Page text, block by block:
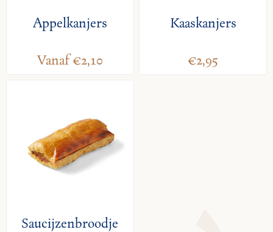
Appelkanjers
Vanaf €2,10
Kaaskanjers
€2,95
Saucijzenbroodje